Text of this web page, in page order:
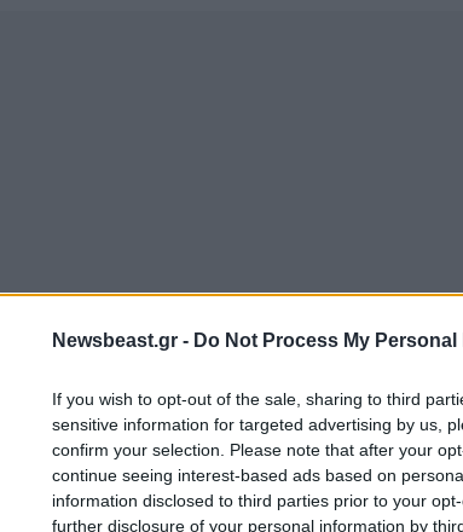
Newsbeast.gr - Do Not Process My
If you wish to opt-out of the sale, sharing to third
sensitive information for targeted advertising by us,
confirm your selection. Please note that after your
continue seeing interest-based ads based on
information disclosed to third parties prior to your
further disclosure of your personal information by